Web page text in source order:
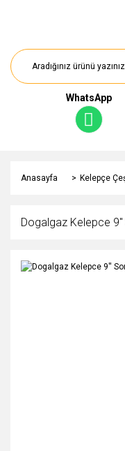
WhatsApp
Anasayfa Kelepçe
Dogalgaz Kelepce 9''